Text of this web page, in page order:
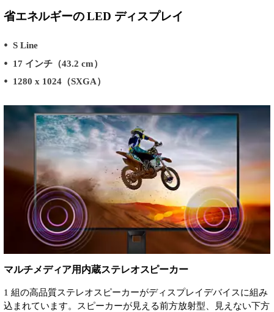
省エネルギーの LED ディスプレイ
S Line
17 インチ（43.2 cm）
1280 x 1024（SXGA）
マルチメディア用内蔵ステレオスピーカー
1 組の高品質ステレオスピーカーがディスプレイデバイスに組み
込まれています。スピーカーが見える前方放射型、見えない下方